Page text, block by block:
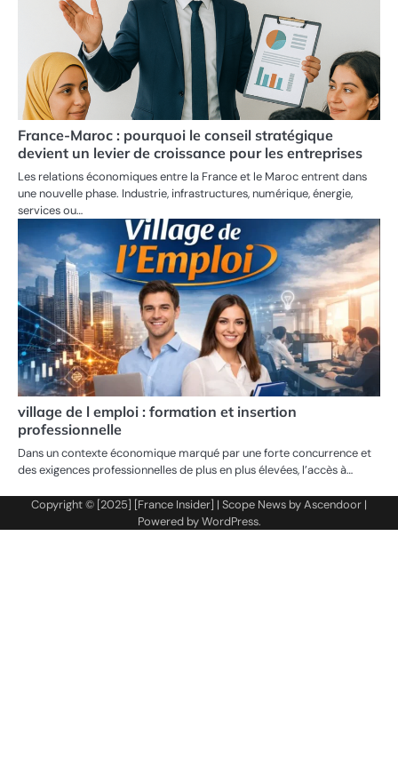
France-Maroc : pourquoi le conseil stratégique
devient un levier de croissance pour les entreprises
Les relations économiques entre la France et le Maroc entrent dans
une nouvelle phase. Industrie, infrastructures, numérique, énergie,
services ou…
village de l emploi : formation et insertion
professionnelle
Dans un contexte économique marqué par une forte concurrence et
des exigences professionnelles de plus en plus élevées, l’accès à…
Copyright © [2025] [France Insider] | Scope News byAscendoor |
Powered byWordPress.